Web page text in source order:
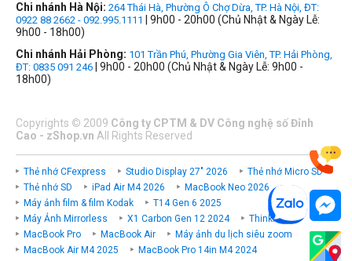
Chi nhánh Hà Nội: 264 Thái Hà, Phường Ô Chợ Dừa, TP. Hà Nội, ĐT:
0922 88 2662 - 092.995.1111
| 9h00 - 20h00 (Chủ Nhật & Ngày Lễ:
9h00 - 18h00)
Chi nhánh Hải Phòng: 101 Trần Phú, Phường Gia Viên, TP. Hải Phòng,
ĐT: 0835 091 246 | 9h00 - 20h00 (Chủ Nhật & Ngày Lễ: 9h00 -
18h00)
Copyrights © 2009 Công ty CPTM & DV Công nghệ số Đỉnh
Cao - zShop.vn All Rights Reserved
Thẻ nhớ CFexpress Studio Display 27" 2026
Thẻ nhớ Micro SD
Thẻ nhớ SD
iPad Air M4 2026
MacBook Neo 2026
Máy ảnh film & film Kodak
T14 Gen 6 2025
Máy Ảnh Mirrorless
X1 Carbon Gen 12 2024
ThinkPad P
MacBook Pro
MacBook Air
Máy ảnh du lịch siêu zoom
MacBook Air M4 2025
MacBook Pro 14in M4 2024